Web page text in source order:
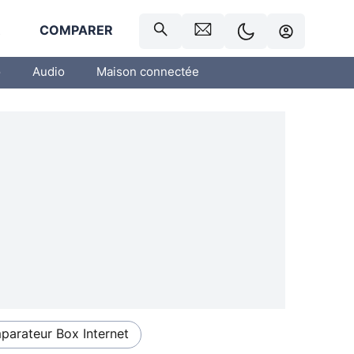
COMPARER
Audio Maison connectée
Box Internet